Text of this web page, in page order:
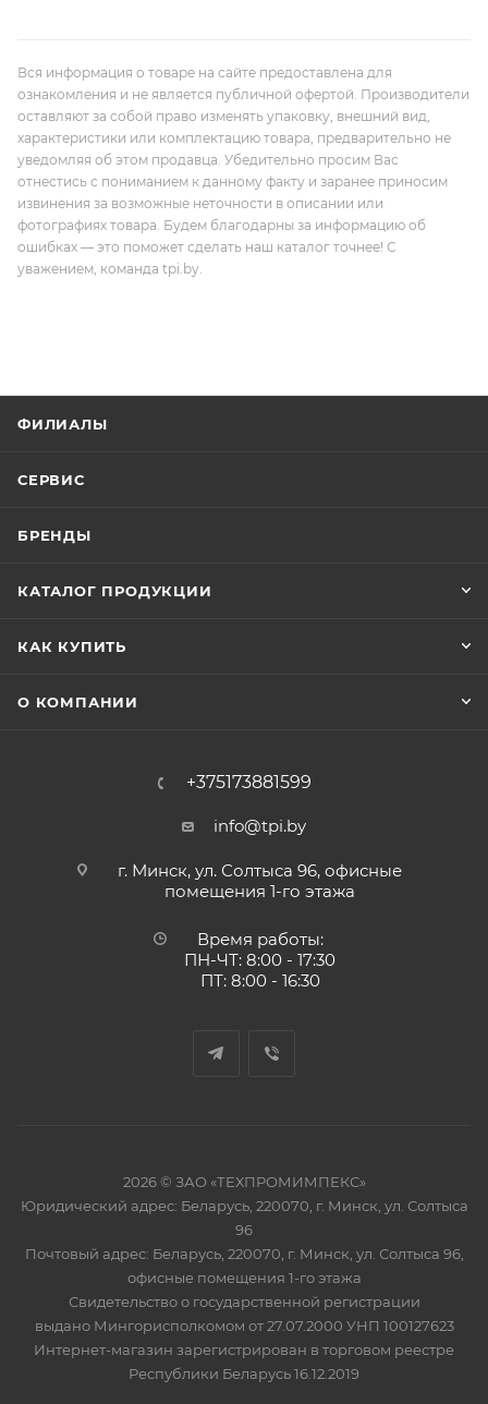
Вся информация о товаре на сайте предоставлена для
ознакомления и не является публичной офертой. Производители
оставляют за собой право изменять упаковку, внешний вид,
характеристики или комплектацию товара, предварительно не
уведомляя об этом продавца. Убедительно просим Вас
отнестись с пониманием к данному факту и заранее приносим
извинения за возможные неточности в описании или
фотографиях товара. Будем благодарны за информацию об
ошибках — это поможет сделать наш каталог точнее! С
уважением, команда tpi.by.
ФИЛИАЛЫ
СЕРВИС
БРЕНДЫ
КАТАЛОГ ПРОДУКЦИИ
КАК КУПИТЬ
О КОМПАНИИ
+375173881599
info@tpi.by
г. Минск, ул. Солтыса 96, офисные
помещения 1-го этажа
Время работы:
ПН-ЧТ: 8:00 - 17:30
ПТ: 8:00 - 16:30
2026 © ЗАО «ТЕХПРОМИМПЕКС»
Юридический адрес: Беларусь, 220070, г. Минск, ул. Солтыса
96
Почтовый адрес: Беларусь, 220070, г. Минск, ул. Солтыса 96,
офисные помещения 1-го этажа
Свидетельство о государственной регистрации
выдано Мингорисполкомом от 27.07.2000 УНП 100127623
Интернет-магазин зарегистрирован в торговом реестре
Республики Беларусь 16.12.2019